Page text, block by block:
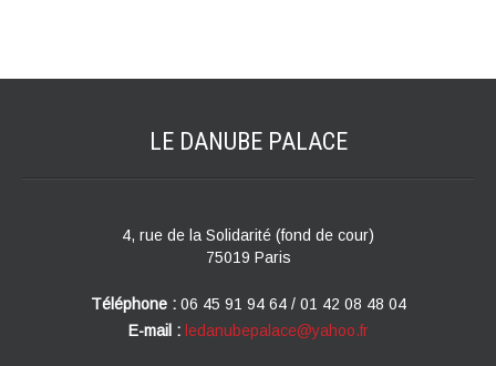
LE DANUBE PALACE
4, rue de la Solidarité (fond de cour)
75019 Paris
Téléphone : 06 45 91 94 64 / 01 42 08 48 04
E-mail : ledanubepalace@yahoo.fr